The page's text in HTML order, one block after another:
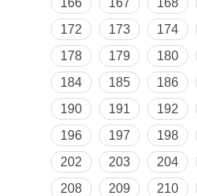
166
167 168
172
173 174
178
179 180
184
185 186
190
191 192
196
197 198
202
203 204
208
209 210